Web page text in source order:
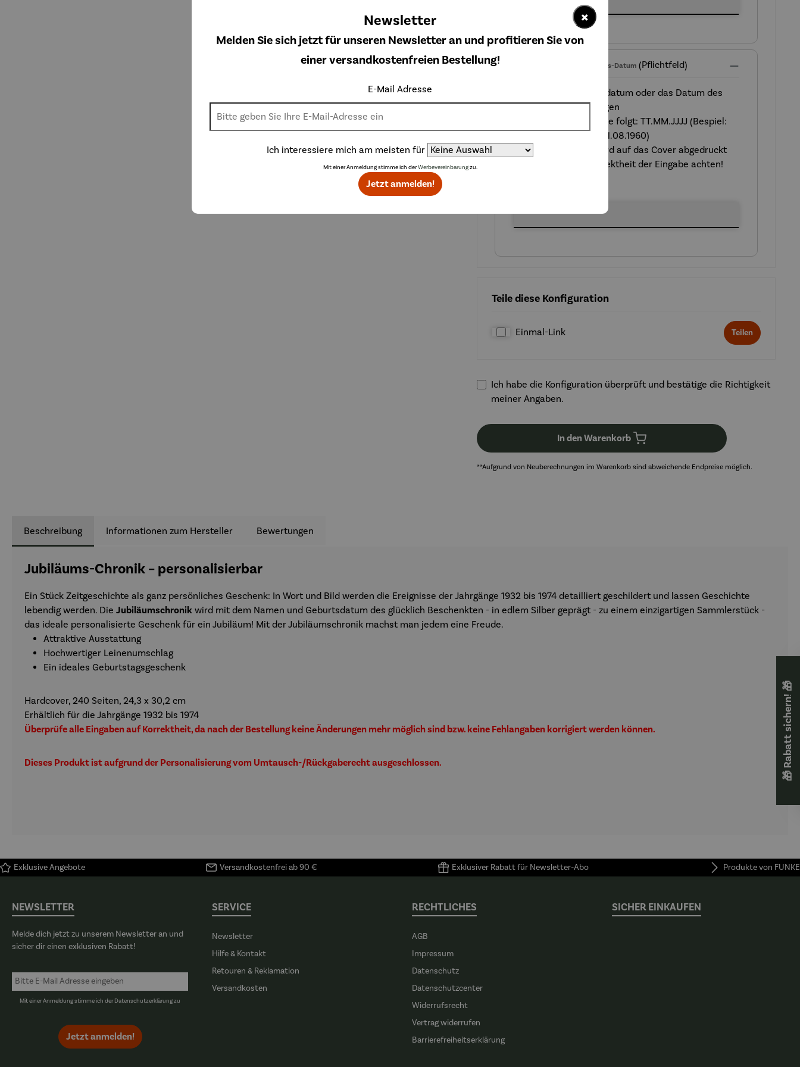
Geburtsdatum oder Jubiläums-Datum(Pflichtfeld)
Hier das Geburtsdatum oder das Datum des
Jubiläums eintragen
Einzutragen ist wie folgt: TT.MM.JJJJ (Bespiel:
05.07.1960 oder 11.08.1960)
Dieses Datum wird auf das Cover abgedruckt
Bitte auf die Korrektheit der Eingabe achten!
Teile diese Konfiguration
Einmal-Link Teilen
Ich habe die Konfiguration überprüft und bestätige die Richtigkeit
meiner Angaben.
In den Warenkorb
**Aufgrund von Neuberechnungen im Warenkorb sind abweichende Endpreise möglich.
Beschreibung Informationen zum Hersteller Bewertungen
Jubiläums-Chronik – personalisierbar
Ein Stück Zeitgeschichte als ganz persönliches Geschenk: In Wort und Bild werden die Ereignisse der Jahrgänge 1932 bis 1974 detailliert geschildert und lassen Geschichte
lebendig werden. Die Jubiläumschronik wird mit dem Namen und Geburtsdatum des glücklich Beschenkten - in edlem Silber geprägt - zu einem einzigartigen Sammlerstück -
das ideale personalisierte Geschenk für ein Jubiläum! Mit der Jubiläumschronik machst man jedem eine Freude.
Attraktive Ausstattung
Hochwertiger Leinenumschlag
Ein ideales Geburtstagsgeschenk
Hardcover, 240 Seiten, 24,3 x 30,2 cm
Erhältlich für die Jahrgänge 1932 bis 1974
Überprüfe alle Eingaben auf Korrektheit, da nach der Bestellung keine Änderungen mehr möglich sind bzw. keine Fehlangaben korrigiert werden können.
Dieses Produkt ist aufgrund der Personalisierung vom Umtausch-/Rückgaberecht ausgeschlossen.
Exklusive Angebote Versandkostenfrei ab 90 € Exklusiver Rabatt für Newsletter-Abo Produkte von FUNKE
NEWSLETTER
Melde dich jetzt zu unserem Newsletter an und
sicher dir einen exklusiven Rabatt!
Mit einer Anmeldung stimme ich derDatenschutzerklärungzu
Jetzt anmelden!
SERVICE
Newsletter
Hilfe & Kontakt
Retouren & Reklamation
Versandkosten
RECHTLICHES
AGB
Impressum
Datenschutz
Datenschutzcenter
Widerrufsrecht
Vertrag widerrufen
Barrierefreiheitserklärung
SICHER EINKAUFEN
🎁 Rabatt sichern! 🎁
×
Newsletter
Melden Sie sich jetzt für unseren Newsletter an und profitieren Sie von
einer versandkostenfreien Bestellung!
E-Mail Adresse
Ich interessiere mich am meisten für
Mit einer Anmeldung stimme ich derWerbevereinbarungzu.
Jetzt anmelden!